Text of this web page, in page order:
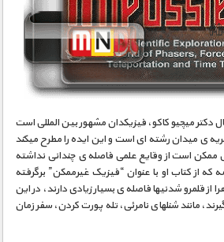
دکتر میچیو کاکو، فیزیکدان مشهور بین­ المللی است
ی میدان رشته ­ای است و این ایده را مطرح می­کند
ممکن است از وقایع علمی فاصله­ ی چندانی نداشته
که از کتاب او با عنوان “فیزیک غیرممکن” برگرفته
از قلمرو شدنی­ها فاصله­ ی بسیار زیادی دارند، در این
مانند شنلهای نامرئی، تله­ پورت کردن، سفر زمان